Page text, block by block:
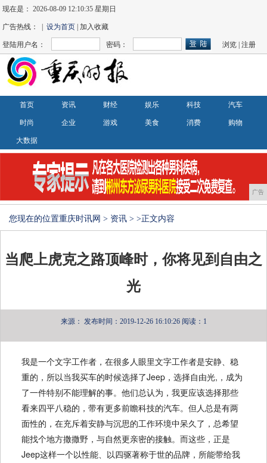
现在是：2026-08-09 12:10:36 星期日
广告热线： |设为首页 | 加入收藏
登陆用户名： 密码： 浏览 |注册
首页 资讯 财经 娱乐 科技 汽车
时尚 企业 游戏 美食 消费 购物
大数据
广告
您现在的位置重庆时讯网 > 资讯 > >正文内容
当爬上虎克之路顶峰时，你将见到自由之
光
来源： 发布时间：2019-12-26 16:10:26 阅读：1
我是一个文字工作者，在很多人眼里文字工作者是安静、稳
重的，所以当我买车的时候选择了Jeep，选择自由光,，成为
了一件特别不能理解的事。他们总认为，我更应该选择那些
看来四平八稳的，带有更多前瞻科技的汽车。但人总是有两
面性的，在充斥着安静与沉思的工作环境中呆久了，总希望
能找个地方撒撒野，与自然更亲密的接触。而这些，正是
Jeep这样一个以性能、以四驱著称于世的品牌，所能带给我